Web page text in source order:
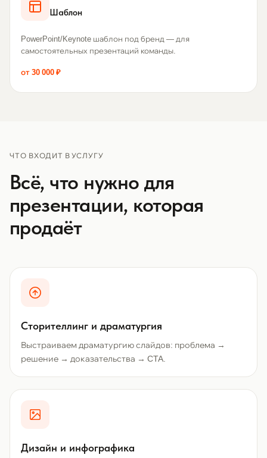
Шаблон
PowerPoint/Keynote шаблон под бренд — для
самостоятельных презентаций команды.
от 30 000 ₽
ЧТО ВХОДИТ В УСЛУГУ
Всё, что нужно для
презентации, которая
продаёт
Сторителлинг и драматургия
Выстраиваем драматургию слайдов: проблема →
решение → доказательства → CTA.
Дизайн и инфографика